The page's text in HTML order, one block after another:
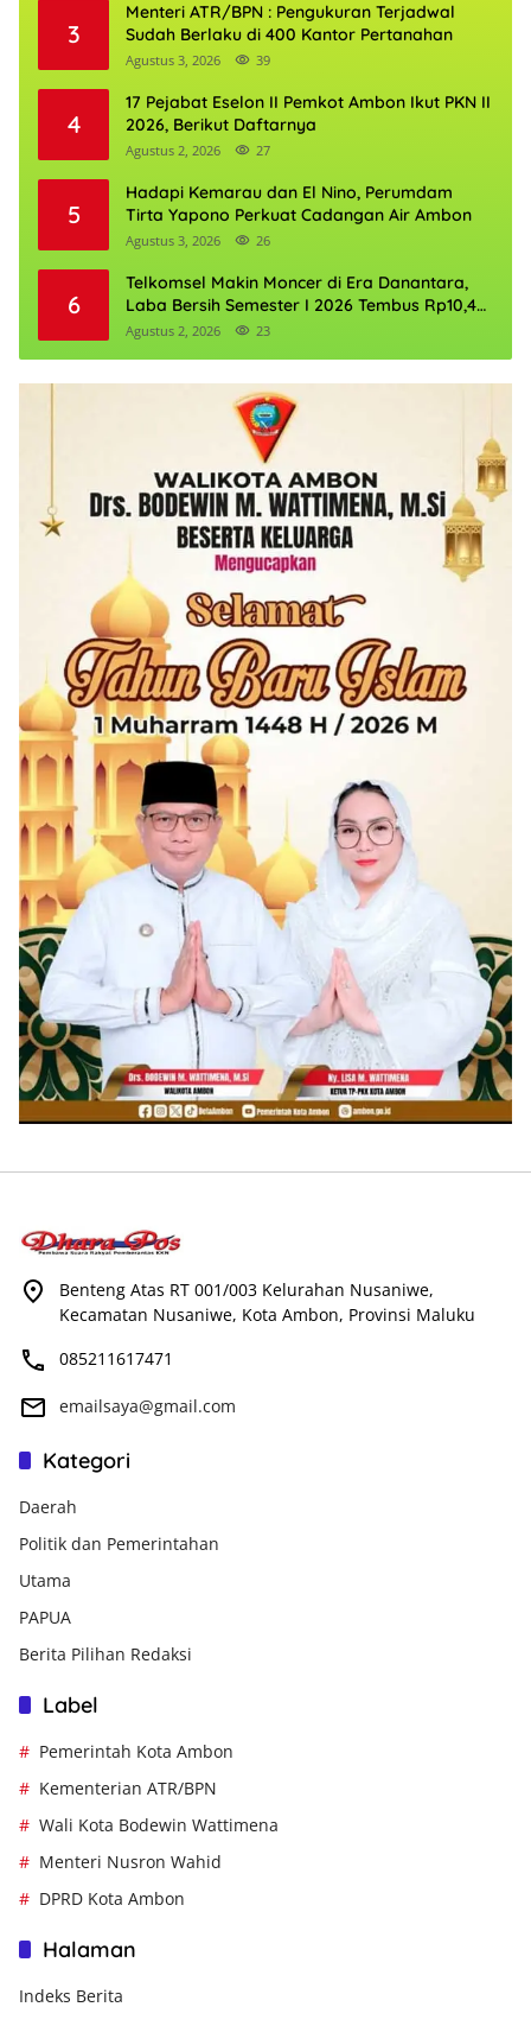
3
Menteri ATR/BPN : Pengukuran Terjadwal
Sudah Berlaku di 400 Kantor Pertanahan
Agustus 3, 2026 39
4
17 Pejabat Eselon II Pemkot Ambon Ikut PKN II
2026, Berikut Daftarnya
Agustus 2, 2026 27
5
Hadapi Kemarau dan El Nino, Perumdam
Tirta Yapono Perkuat Cadangan Air Ambon
Agustus 3, 2026 26
6
Telkomsel Makin Moncer di Era Danantara,
Laba Bersih Semester I 2026 Tembus Rp10,4
Triliun
Agustus 2, 2026 23
Benteng Atas RT 001/003 Kelurahan Nusaniwe,
Kecamatan Nusaniwe, Kota Ambon, Provinsi Maluku
085211617471
emailsaya@gmail.com
Kategori
Daerah
Politik dan Pemerintahan
Utama
PAPUA
Berita Pilihan Redaksi
Label
Pemerintah Kota Ambon
Kementerian ATR/BPN
Wali Kota Bodewin Wattimena
Menteri Nusron Wahid
DPRD Kota Ambon
Halaman
Indeks Berita